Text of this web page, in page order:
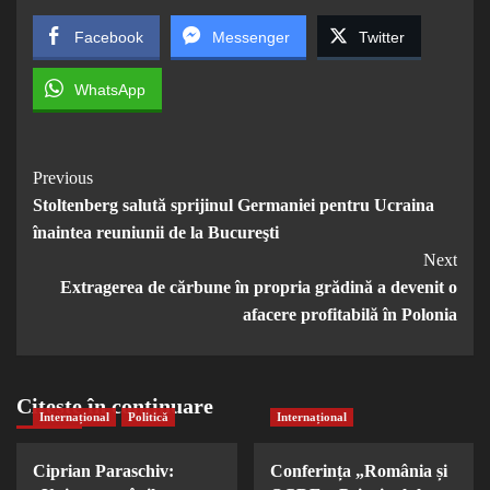
Facebook Messenger Twitter
WhatsApp
Post
Navigation
Previous
Stoltenberg salută sprijinul Germaniei pentru Ucraina
înaintea reuniunii de la Bucureşti
Next
Extragerea de cărbune în propria grădină a devenit o
afacere profitabilă în Polonia
Citește în continuare
Internațional Politică
Ciprian Paraschiv:
Internațional
Conferința „România și